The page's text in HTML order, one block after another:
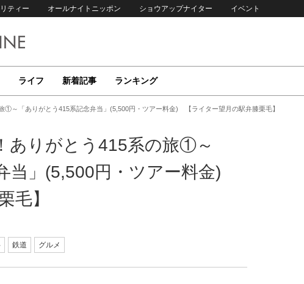
ティー オールナイトニッポン ショウアップナイター イベント
ライフ 新着記事 ランキング
①～「ありがとう415系記念弁当」(5,500円・ツアー料金) 【ライター望月の駅弁膝栗毛】
ありがとう415系の旅①～
当」(5,500円・ツアー料金)
毛】
鉄道 グルメ